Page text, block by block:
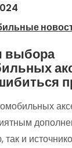
выбора
и